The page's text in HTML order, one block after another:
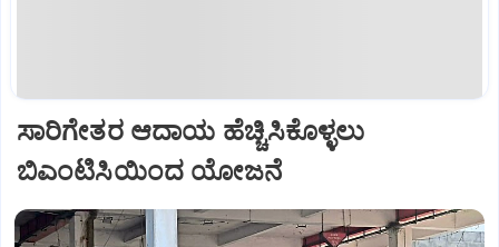
ಸಾರಿಗೇತರ ಆದಾಯ ಹೆಚ್ಚಿಸಿಕೊಳ್ಳಲು
ಬಿಎಂಟಿಸಿಯಿಂದ ಯೋಜನೆ